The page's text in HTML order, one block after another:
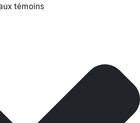
témoins